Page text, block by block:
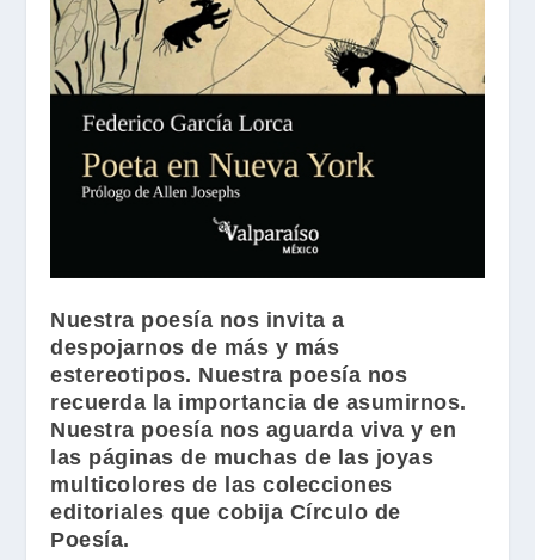
Nuestra poesía nos invita a
despojarnos de más y más
estereotipos. Nuestra poesía nos
recuerda la importancia de asumirnos.
Nuestra poesía nos aguarda viva y en
las páginas de muchas de las joyas
multicolores de las colecciones
editoriales que cobija Círculo de
Poesía.